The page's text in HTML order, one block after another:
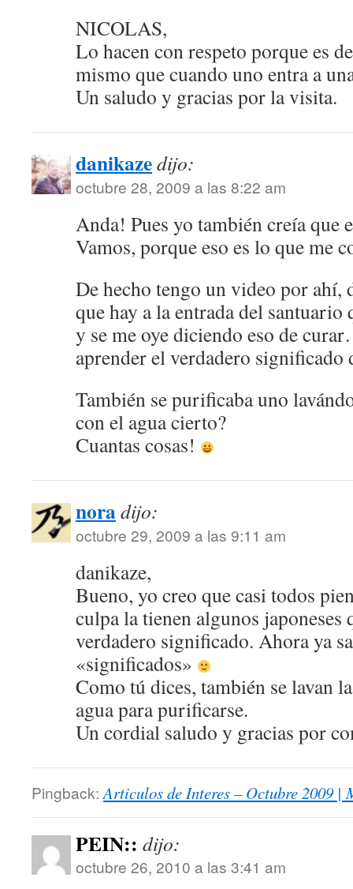
NICOLAS,
Lo hacen con respeto porque es
mismo que cuando uno entra a
Un saludo y gracias por la visita.
danikazedijo:
octubre 28, 2009 a las 8:22 am
Anda! Pues yo también creía que
Vamos, porque eso es lo que me
De hecho tengo un video por ahí,
que hay a la entrada del santuario
y se me oye diciendo eso de
aprender el verdadero significado
También se purificaba uno
con el agua cierto?
Cuantas cosas!
noradijo:
octubre 29, 2009 a las 9:11 am
danikaze,
Bueno, yo creo que casi todos
culpa la tienen algunos japoneses
verdadero significado. Ahora ya
«significados»
Como tú dices, también se lavan
agua para purificarse.
Un cordial saludo y gracias por
Pingback: Articulos de Interes – Octubre 2009 |
PEIN:: dijo:
octubre 26, 2010 a las 3:41 am